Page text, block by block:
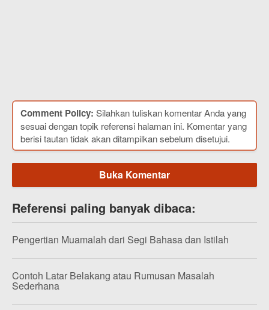
Comment Policy: Silahkan tuliskan komentar Anda yang
sesuai dengan topik referensi halaman ini. Komentar yang
berisi tautan tidak akan ditampilkan sebelum disetujui.
Buka Komentar
Referensi paling banyak dibaca:
Pengertian Muamalah dari Segi Bahasa dan Istilah
Contoh Latar Belakang atau Rumusan Masalah
Sederhana